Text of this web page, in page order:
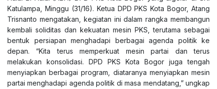
Katulampa, Minggu (31/16). Ketua DPD PKS Kota Bogor, Atang
Trisnanto mengatakan, kegiatan ini dalam rangka membangun
kembali soliditas dan kekuatan mesin PKS, terutama sebagai
bentuk persiapan menghadapi berbagai agenda politik ke
depan. “Kita terus memperkuat mesin partai dan terus
melakukan konsolidasi. DPD PKS Kota Bogor juga tengah
menyiapkan berbagai program, diataranya menyiapkan mesin
partai menghadapi agenda politik di masa mendatang,” ungkap